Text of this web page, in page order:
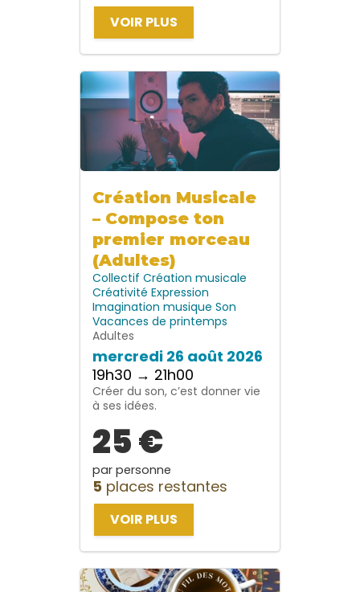
VOIR PLUS
Création Musicale
– Compose ton
premier morceau
(Adultes)
Collectif Création musicale
Créativité Expression
Imagination musique Son
Vacances de printemps
Adultes
mercredi 26 août 2026
19h30 → 21h00
Créer du son, c’est donner vie
à ses idées.
25 €
par personne
5 places restantes
VOIR PLUS